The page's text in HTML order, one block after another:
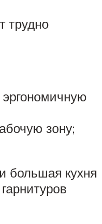
трудно
зону;
большая кухня